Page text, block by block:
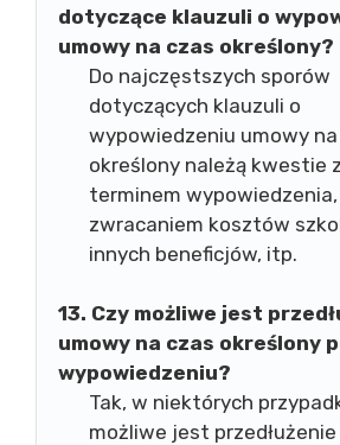
dotyczące klauzuli o
umowy na czas określony?
Do najczęstszych sporów
dotyczących klauzuli o
wypowiedzeniu umowy
określony należą kwestie
terminem wypowiedzenia,
zwracaniem kosztów
innych beneficjów, itp.
13. Czy możliwe jest
umowy na czas określony
wypowiedzeniu?
Tak, w niektórych
możliwe jest